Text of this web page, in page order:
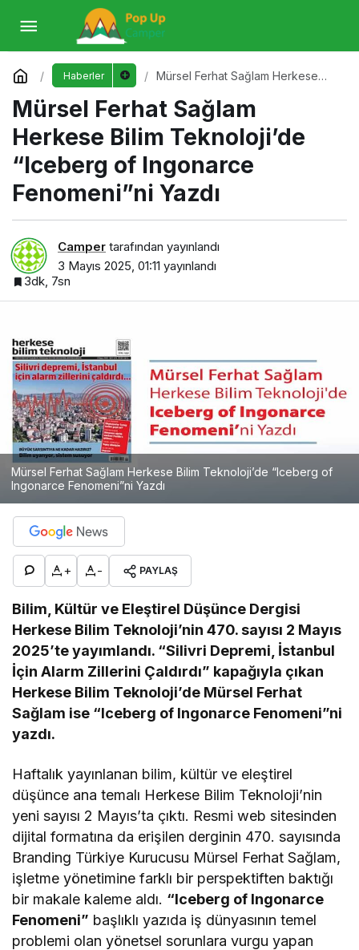
Haberler
Mürsel Ferhat Sağlam Herkese
Ingonarce Fenomeni”ni Yazdı
Mürsel Ferhat Sağlam
Herkese Bilim Teknoloji’de
“Iceberg of Ingonarce
Fenomeni”ni Yazdı
Camper tarafından yayınlandı
3 Mayıs 2025, 01:11 yayınlandı
3dk, 7sn
Mürsel Ferhat Sağlam Herkese Bilim Teknoloji’de “Iceberg of
Ingonarce Fenomeni”ni Yazdı
+ - PAYLAŞ
Bilim, Kültür ve Eleştirel Düşünce Dergisi
Herkese Bilim Teknoloji’nin 470. sayısı 2 Mayıs
2025’te yayımlandı. “Silivri Depremi, İstanbul
İçin Alarm Zillerini Çaldırdı” kapağıyla çıkan
Herkese Bilim Teknoloji’de Mürsel Ferhat
Sağlam ise “Iceberg of Ingonarce Fenomeni”ni
yazdı.
Haftalık yayınlanan bilim, kültür ve eleştirel
düşünce ana temalı Herkese Bilim Teknoloji’nin
yeni sayısı 2 Mayıs’ta çıktı. Resmi web sitesinden
dijital formatına da erişilen derginin 470. sayısında
Branding Türkiye Kurucusu Mürsel Ferhat Sağlam,
işletme yönetimine farklı bir perspektiften baktığı
bir makale kaleme aldı. “Iceberg of Ingonarce
Fenomeni” başlıklı yazıda iş dünyasının temel
problemi olan yönetsel sorunlara vurgu yapan
Mürsel Ferhat Sağlam Herkese Bilim
Teknoloji’de “Iceberg of Ingonarce Fenomeni”ni
Yazdı
Yorum Yap